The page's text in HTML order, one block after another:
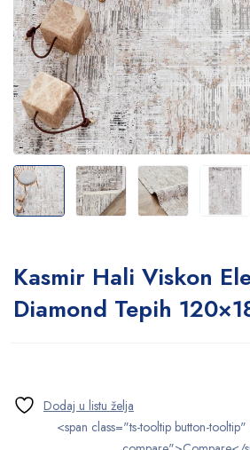
Kasmir Hali Viskon
Diamond Tepih
<span class="ts-tooltip button-